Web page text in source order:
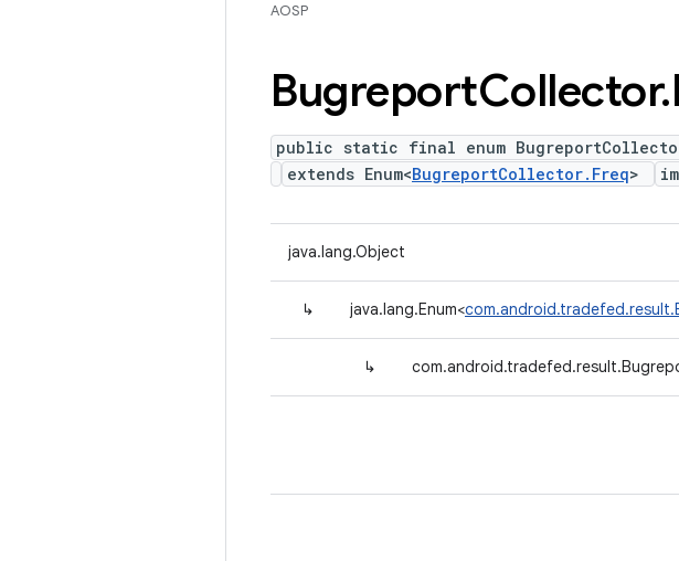
AOSP
BugreportCollector.
public static final enum
extends Enum<BugreportCollector.Freq>
java.lang.Object
↳ java.lang.Enum<
↳